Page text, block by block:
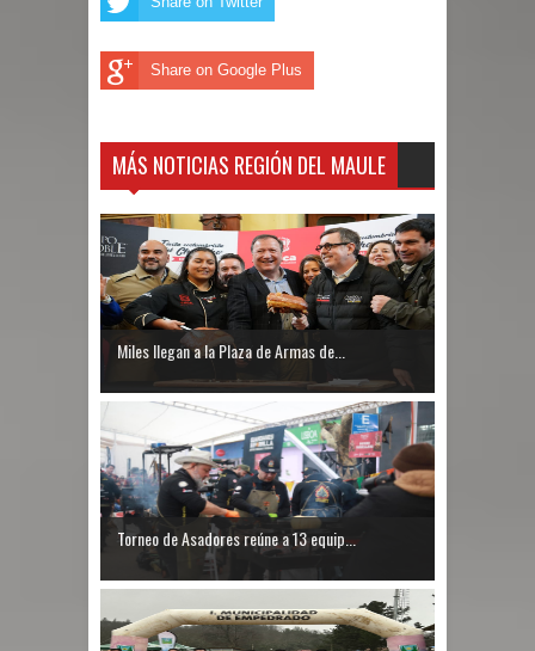
Share on Google Plus
MÁS NOTICIAS REGIÓN DEL MAULE
Miles llegan a la Plaza de Armas de...
Torneo de Asadores reúne a 13 equip...